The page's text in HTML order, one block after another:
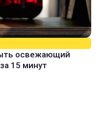
освежающий
15 минут